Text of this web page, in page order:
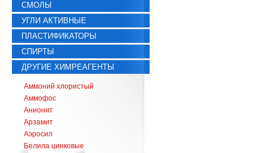
СМОЛЫ
УГЛИ АКТИВНЫЕ
ПЛАСТИФИКАТОРЫ
СПИРТЫ
ДРУГИЕ ХИМРЕАГЕНТЫ
Аммоний хлористый
Аммофос
Анионит
Арзамит
Аэросил
Белила цинковые